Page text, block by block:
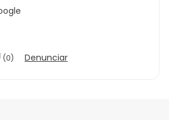
(0) Denunciar